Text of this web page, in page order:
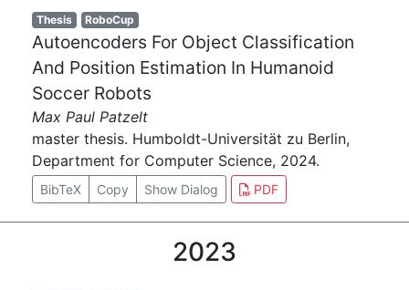
Thesis RoboCup
Autoencoders For Object Classification
And Position Estimation In Humanoid
Soccer Robots
Max Paul Patzelt
master thesis. Humboldt-Universität zu Berlin,
Department for Computer Science, 2024.
BibTeX Copy Show Dialog PDF
2023